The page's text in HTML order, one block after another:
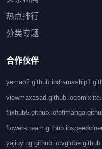
热点排行
分类专题
合作伙伴
yemao2.github.io
viewmaxasad.github.io
flixhub5.github.io
flowerstream.github.io
yajiuying.github.io